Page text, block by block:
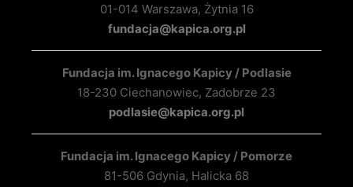
01-014 Warszawa, Żytnia 16
fundacja@kapica.org.pl
Fundacja im. Ignacego Kapicy / Podlasie
18-230 Ciechanowiec, Zadobrze 23
podlasie@kapica.org.pl
Fundacja im. Ignacego Kapicy / Pomorze
81-506 Gdynia, Halicka 68